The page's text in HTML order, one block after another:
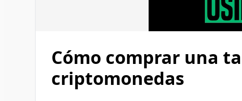
Cómo comprar una
criptomonedas